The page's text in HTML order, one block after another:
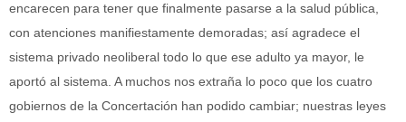
encarecen para tener que finalmente pasarse a la salud pública,
con atenciones manifiestamente demoradas; así agradece el
sistema privado neoliberal todo lo que ese adulto ya mayor, le
aportó al sistema. A muchos nos extraña lo poco que los cuatro
gobiernos de la Concertación han podido cambiar; nuestras leyes